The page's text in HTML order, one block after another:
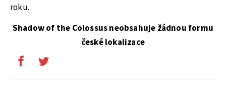
roku.
Shadow of the Colossus neobsahuje žádnou formu
české lokalizace